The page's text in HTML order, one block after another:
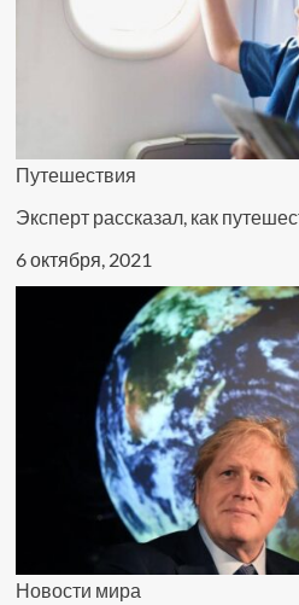
Путешествия
Эксперт рассказал, как
6 октября, 2021
Новости мира